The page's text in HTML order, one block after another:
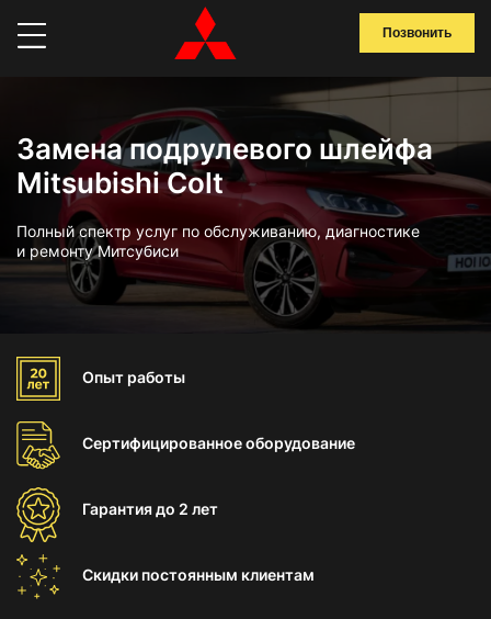
Позвонить
Замена подрулевого шлейфа
Mitsubishi Colt
Полный спектр услуг по обслуживанию, диагностике
и ремонту Митсубиси
Опыт работы
Сертифицированноеоборудование
Гарантиядо 2 лет
Скидки постоянным клиентам